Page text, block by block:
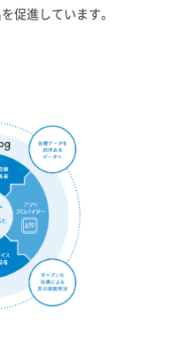
促進しています。